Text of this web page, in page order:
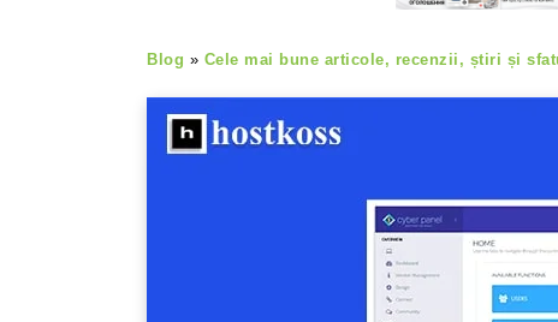
Blog » Cele mai bune articole, recenzii, știri și